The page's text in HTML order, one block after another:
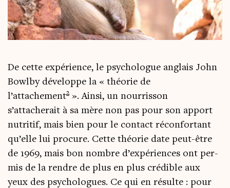
De cette expé­rience, le psy­cho­logue anglais John
Bowl­by déve­loppe la « théo­rie de
l’attachement2 ». Ain­si, un nour­ris­son
s’attacherait à sa mère non pas pour son apport
nutri­tif, mais bien pour le contact récon­for­tant
qu’elle lui pro­cure. Cette théo­rie date peut-être
de 1969, mais bon nombre d’expériences ont per­
mis de la rendre de plus en plus cré­dible aux
yeux des psy­cho­logues. Ce qui en résulte : pour